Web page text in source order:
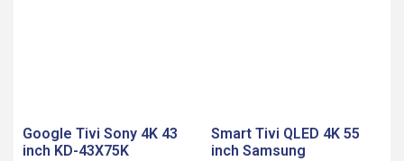
Google Tivi Sony 4K 43
inch KD-43X75K
Smart Tivi QLED 4K 55
inch Samsung